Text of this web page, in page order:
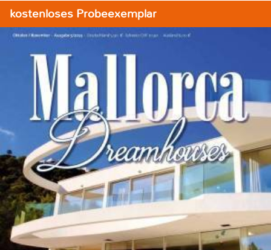
kostenloses Probeexemplar